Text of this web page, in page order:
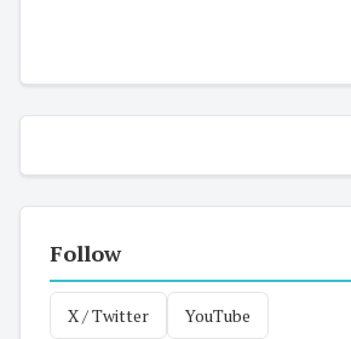
Follow
X / Twitter YouTube